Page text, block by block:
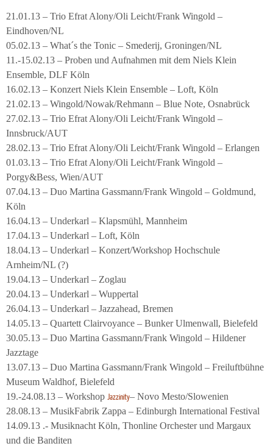
21.01.13 – Trio Efrat Alony/Oli Leicht/Frank Wingold –
Eindhoven/NL
05.02.13 – What´s the Tonic – Smederij, Groningen/NL
11.-15.02.13 – Proben und Aufnahmen mit dem Niels Klein
Ensemble, DLF Köln
16.02.13 – Konzert Niels Klein Ensemble – Loft, Köln
21.02.13 – Wingold/Nowak/Rehmann – Blue Note, Osnabrück
27.02.13 – Trio Efrat Alony/Oli Leicht/Frank Wingold –
Innsbruck/AUT
28.02.13 – Trio Efrat Alony/Oli Leicht/Frank Wingold – Erlangen
01.03.13 – Trio Efrat Alony/Oli Leicht/Frank Wingold –
Porgy&Bess, Wien/AUT
07.04.13 – Duo Martina Gassmann/Frank Wingold – Goldmund,
Köln
16.04.13 – Underkarl – Klapsmühl, Mannheim
17.04.13 – Underkarl – Loft, Köln
18.04.13 – Underkarl – Konzert/Workshop Hochschule
Arnheim/NL (?)
19.04.13 – Underkarl – Zoglau
20.04.13 – Underkarl – Wuppertal
26.04.13 – Underkarl – Jazzahead, Bremen
14.05.13 – Quartett Clairvoyance – Bunker Ulmenwall, Bielefeld
30.05.13 – Duo Martina Gassmann/Frank Wingold – Hildener
Jazztage
13.07.13 – Duo Martina Gassmann/Frank Wingold – Freiluftbühne
Museum Waldhof, Bielefeld
19.-24.08.13 – Workshop Jazzinity– Novo Mesto/Slowenien
28.08.13 – MusikFabrik Zappa – Edinburgh International Festival
14.09.13 .- Musiknacht Köln, Thonline Orchester und Margaux
und die Banditen